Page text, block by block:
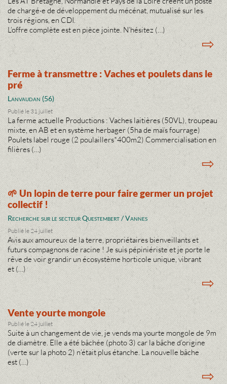
de chargé·e de développement du mécénat, mutualisé sur les
trois régions, en CDI.
L’offre complète est en pièce jointe. N’hésitez (…)
⇨
Ferme à transmettre : Vaches et poulets dans le
pré
Lanvaudan (56)
Publié le 31 juillet
La ferme actuelle Productions : Vaches laitières (50VL), troupeau
mixte, en AB et en système herbager (5ha de maïs fourrage)
Poulets label rouge (2 poulaillers*400m2) Commercialisation en
filières (…)
⇨
🌱 Un lopin de terre pour faire germer un projet
collectif !
Recherche sur le secteur Questembert / Vannes
Publié le 24 juillet
Avis aux amoureux de la terre, propriétaires bienveillants et
futurs compagnons de racine ! Je suis pépiniériste et je porte le
rêve de voir grandir un écosystème horticole unique, vibrant
et (…)
⇨
Vente yourte mongole
Publié le 24 juillet
Suite à un changement de vie, je vends ma yourte mongole de 9m
de diamètre. Elle a été bâchée (photo 3) car la bâche d’origine
(verte sur la photo 2) n’était plus étanche. La nouvelle bâche
est (…)
⇨